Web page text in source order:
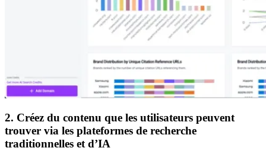
2. Créez du contenu que les utilisateurs peuvent
trouver via les plateformes de recherche
traditionnelles et d’IA